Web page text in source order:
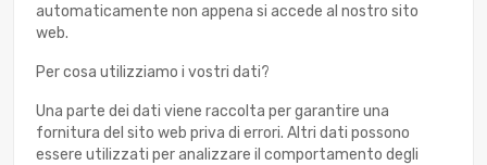
automaticamente non appena si accede al nostro sito
web.
Per cosa utilizziamo i vostri dati?
Una parte dei dati viene raccolta per garantire una
fornitura del sito web priva di errori. Altri dati possono
essere utilizzati per analizzare il comportamento degli